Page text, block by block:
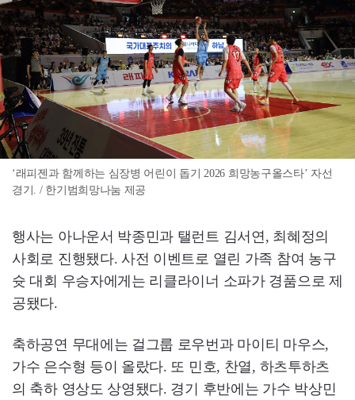
‘래피젠과 함께하는 심장병 어린이 돕기 2026 희망농구올스타’ 자선
경기. / 한기범희망나눔 제공
행사는 아나운서 박종민과 탤런트 김서연, 최혜정의
사회로 진행됐다. 사전 이벤트로 열린 가족 참여 농구
슛 대회 우승자에게는 리클라이너 소파가 경품으로 제
공됐다.
축하공연 무대에는 걸그룹 로우번과 마이티 마우스,
가수 은수형 등이 올랐다. 또 민호, 찬열, 하츠투하츠
의 축하 영상도 상영됐다. 경기 후반에는 가수 박상민